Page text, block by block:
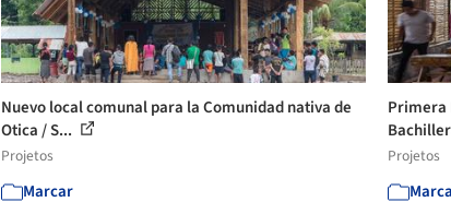
Nuevo local comunal para la Comunidad nativa de
Otica / S...
Projetos
Marcar
Primera
Projetos